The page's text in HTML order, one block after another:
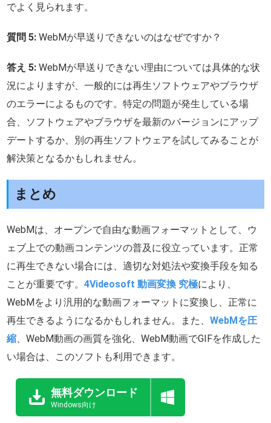
でよく見られます。
質問 5: WebMが早送りできないのはなぜですか？
答え 5: WebMが早送りできない理由については具体的な状
況によりますが、一般的には再生ソフトウェアやブラウザ
のエラーによるものです。特定の問題が発生している場
合、ソフトウェアやブラウザを最新のバージョンにアップ
デートするか、別の再生ソフトウェアを試してみることが
解決策となるかもしれません。
まとめ
WebMは、オープンで自由な動画フォーマットとして、ウ
ェブ上での動画コンテンツの普及に役立っています。正常
に再生できない場合には、適切な対処法や変換手段を知る
ことが重要です。4Videosoft 動画変換 究極により、
WebMをより汎用的な動画フォーマットに変換し、正常に
再生できるようになるかもしれません。また、WebMを圧
縮 、WebM動画の画質を強化、WebM動画でGIFを作成した
い場合は、このソフトも利用できます。
無料ダウンロード
Windows向け